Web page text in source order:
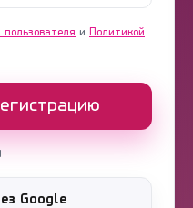
и Политикой
Google